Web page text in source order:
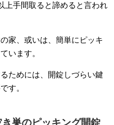
上手間取ると諦めると言われ
家、或いは、簡単にピッキ
います。
ためには、開錠しづらい鍵
す。
巣のピッキング開錠